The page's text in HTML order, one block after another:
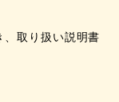
取り扱い説明書